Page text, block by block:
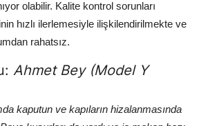
olabilir. Kalite kontrol sorunları
hızlı ilerlemesiyle ilişkilendirilmekte ve
rahatsız.
Ahmet Bey (Model Y
kaputun ve kapıların hizalanmasında